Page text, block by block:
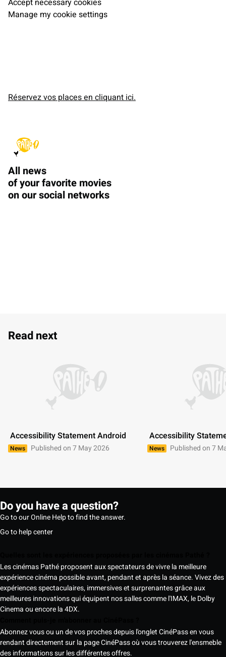
Accept necessary cookies
Manage my cookie settings
Réservez vos places en cliquant ici.
All news
of your favorite movies
on our social networks
Read next
Accessibility Statement Android
News Published on 7 May 2026
Accessibility
News Published on 7
Do you have a question?
Go to our Online Help to find the answer.
Go to help center
Les cinémas Pathé proposent aux spectateurs de vivre la meilleure
expérience cinéma possible avant, pendant et après la séance. Vivez des
expériences spectaculaires, immersives et surprenantes grâce aux
meilleures innovations qui équipent nos salles comme l'IMAX, le Dolby
Cinema ou encore la 4DX.
Abonnez vous ou un de vos proches depuis l'onglet CinéPass en vous
rendant directement sur la page CinéPass où vous trouverez l'ensmeble
des informations sur les différentes offres.